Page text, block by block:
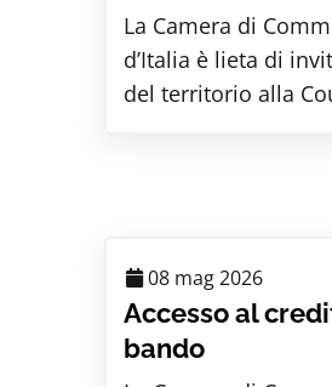
La Camera di
d’Italia è lieta di
del territorio alla
08 mag 2026
Accesso al
bando